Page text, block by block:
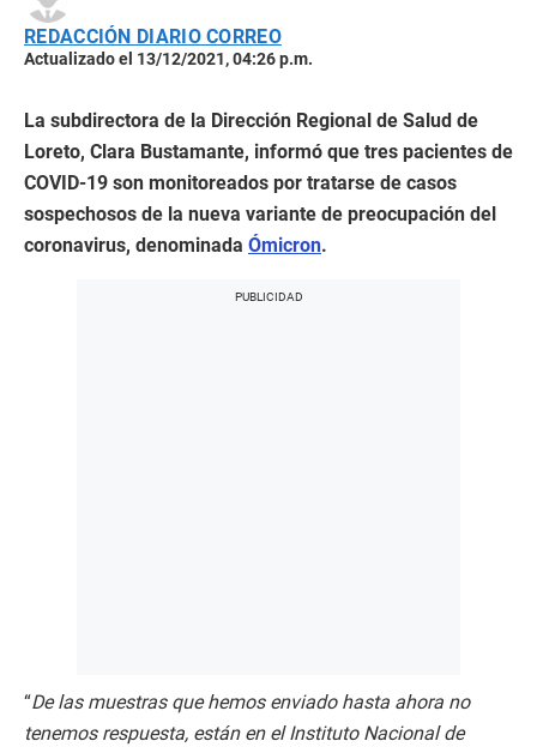
REDACCIÓN DIARIO CORREO
Actualizado el 13/12/2021, 04:26 p.m.
La subdirectora de la Dirección Regional de Salud de
Loreto, Clara Bustamante, informó que tres pacientes de
COVID-19 son monitoreados por tratarse de casos
sospechosos de la nueva variante de preocupación del
coronavirus, denominada Ómicron.
“De las muestras que hemos enviado hasta ahora no
tenemos respuesta, están en el Instituto Nacional de